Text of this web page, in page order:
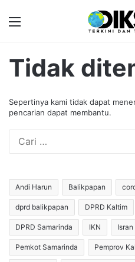
Tidak
Sepertinya kami tidak dapat
pencarian dapat membantu.
Andi Harun Balikpapan
dprd balikpapan DPRD Kaltim
DPRD Samarinda IKN
Pemkot Samarinda Pemprov